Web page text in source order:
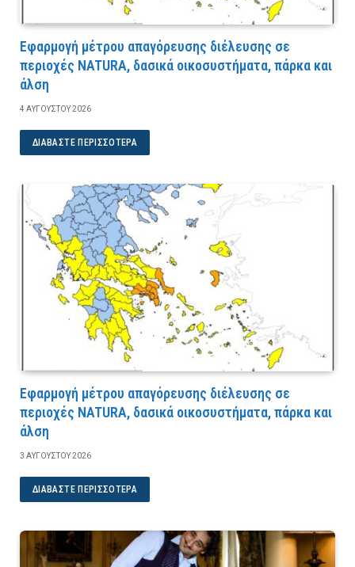
Εφαρμογή μέτρου απαγόρευσης διέλευσης σε
περιοχές NATURA, δασικά οικοσυστήματα, πάρκα και
άλση
4 ΑΥΓΟΎΣΤΟΥ 2026
ΔΙΑΒΆΣΤΕ ΠΕΡΙΣΣΌΤΕΡΑ
Εφαρμογή μέτρου απαγόρευσης διέλευσης σε
περιοχές NATURA, δασικά οικοσυστήματα, πάρκα και
άλση
3 ΑΥΓΟΎΣΤΟΥ 2026
ΔΙΑΒΆΣΤΕ ΠΕΡΙΣΣΌΤΕΡΑ